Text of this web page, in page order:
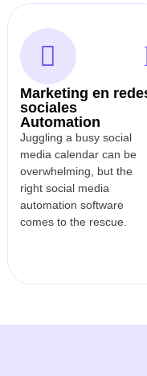
Marketing en
sociales
Automation
Juggling a busy social
media calendar can be
overwhelming, but the
right social media
automation software
comes to the rescue.